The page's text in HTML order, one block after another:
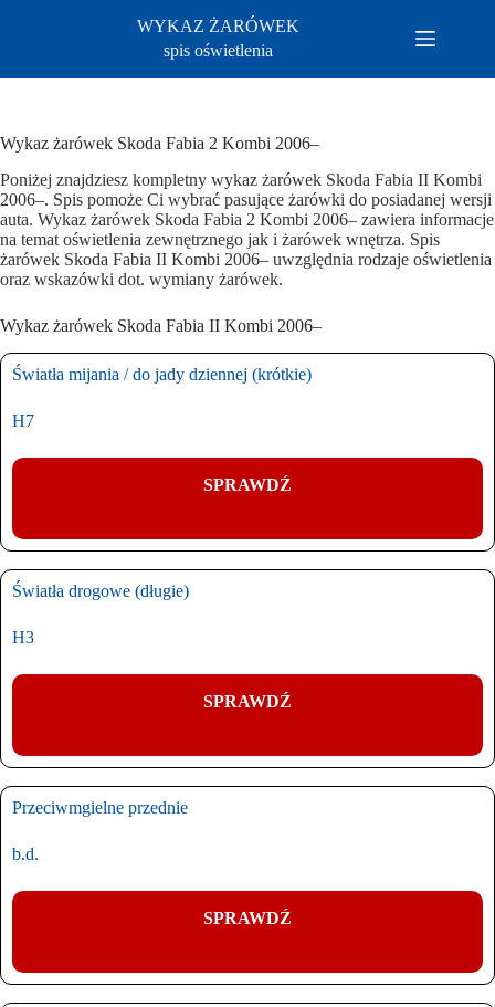
WYKAZ ŻARÓWEK
spis oświetlenia
Wykaz żarówek Skoda Fabia 2 Kombi 2006–
Poniżej znajdziesz kompletny wykaz żarówek Skoda Fabia II Kombi
2006–. Spis pomoże Ci wybrać pasujące żarówki do posiadanej wersji
auta. Wykaz żarówek Skoda Fabia 2 Kombi 2006– zawiera informacje
na temat oświetlenia zewnętrznego jak i żarówek wnętrza. Spis
żarówek Skoda Fabia II Kombi 2006– uwzględnia rodzaje oświetlenia
oraz wskazówki dot. wymiany żarówek.
Wykaz żarówek Skoda Fabia II Kombi 2006–
Światła mijania / do jady dziennej (krótkie)
H7
SPRAWDŹ
Światła drogowe (długie)
H3
SPRAWDŹ
Przeciwmgielne przednie
b.d.
SPRAWDŹ